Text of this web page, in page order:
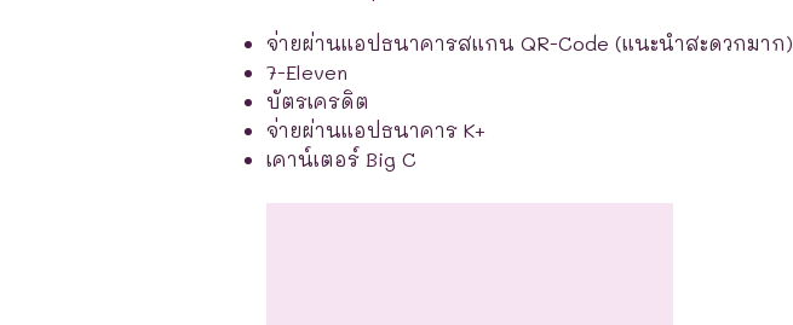
จ่ายผ่านแอปธนาคารสแกน QR-Code (แนะนำสะดวกมาก)
7-Eleven
บัตรเครดิต
จ่ายผ่านแอปธนาคาร K+
เคาน์เตอร์ Big C